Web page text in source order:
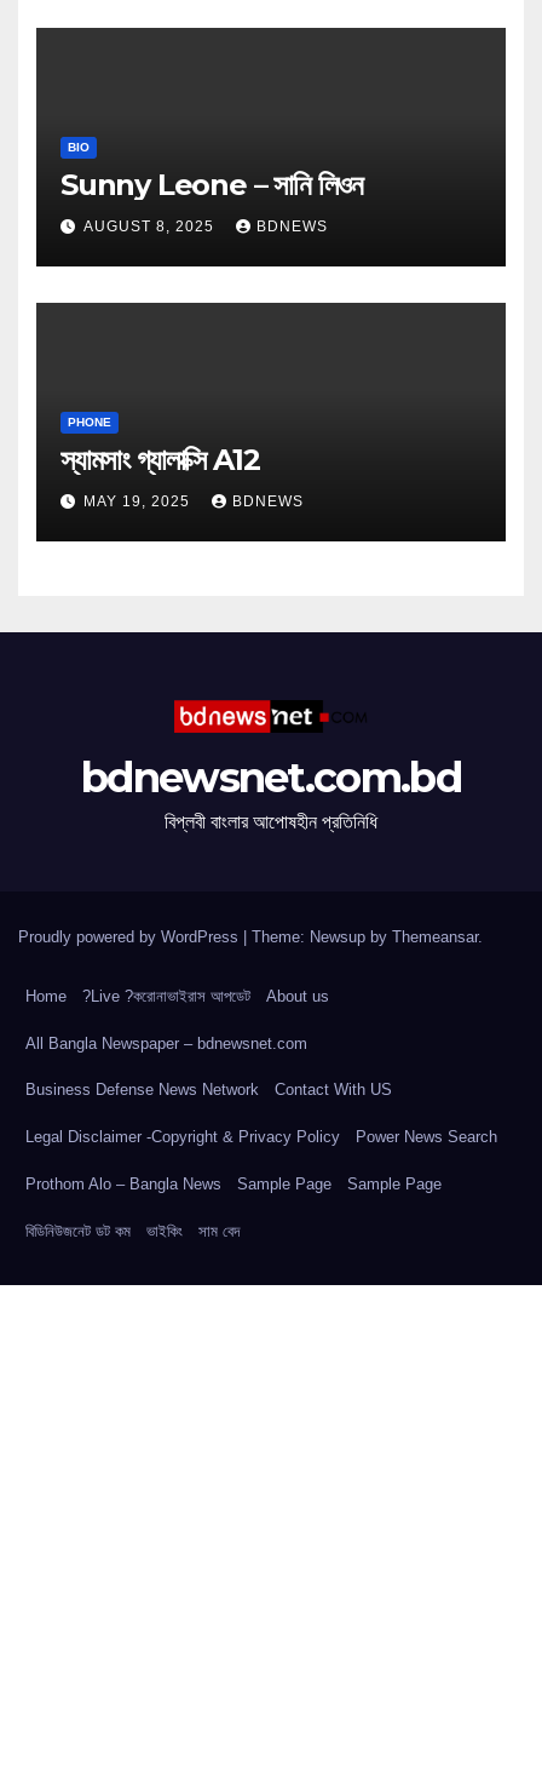
BIO
Sunny Leone – সানি লিওন
AUGUST 8, 2025 BDNEWS
PHONE
স্যামসাং গ্যালাক্সি A12
MAY 19, 2025 BDNEWS
bdnewsnet.com.bd
বিপ্লবী বাংলার আপোষহীন প্রতিনিধি
Proudly powered by WordPress Theme: Newsup by Themeansar.
Home ?Live ?করোনাভাইরাস আপডেট About us
All Bangla Newspaper – bdnewsnet.com
Business Defense News Network Contact With US
Legal Disclaimer -Copyright & Privacy Policy Power News Search
Prothom Alo – Bangla News Sample Page Sample Page
বিডিনিউজনেট ডট কম ভাইকিং সাম বেদ